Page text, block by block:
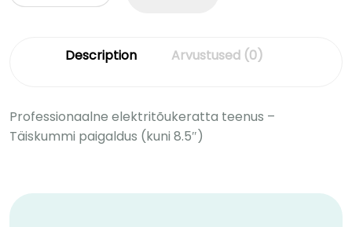
Description Arvustused (0)
Professionaalne elektritõukeratta teenus –
Täiskummi paigaldus (kuni 8.5″)